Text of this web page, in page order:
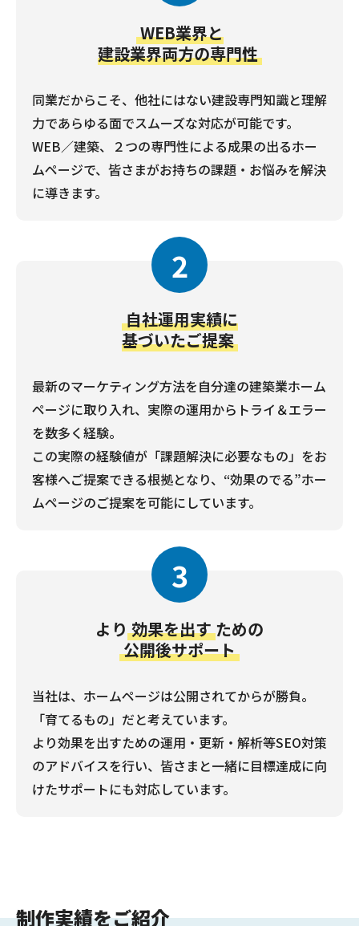
WEB業界と
建設業界両方の専門性
同業だからこそ、他社にはない建設専門知識と理解
力であらゆる面でスムーズな対応が可能です。
WEB／建築、２つの専門性による成果の出るホー
ムページで、皆さまがお持ちの課題・お悩みを解決
に導きます。
2
自社運用実績に
基づいたご提案
最新のマーケティング方法を自分達の建築業ホーム
ページに取り入れ、実際の運用からトライ＆エラー
を数多く経験。
この実際の経験値が「課題解決に必要なもの」をお
客様へご提案できる根拠となり、“効果のでる”ホー
ムページのご提案を可能にしています。
3
より 効果を出す ための
公開後サポート
当社は、ホームページは公開されてからが勝負。
「育てるもの」だと考えています。
より効果を出すための運用・更新・解析等SEO対策
のアドバイスを行い、皆さまと一緒に目標達成に向
けたサポートにも対応しています。
制作実績をご紹介